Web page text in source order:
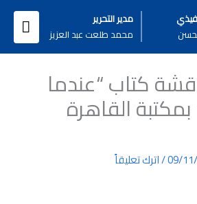
مدير التحرير
محمد طلعت عبد العزيز
كتاب “عندما
بمكتبة القاهرة
09/
/اترك تعليقاً